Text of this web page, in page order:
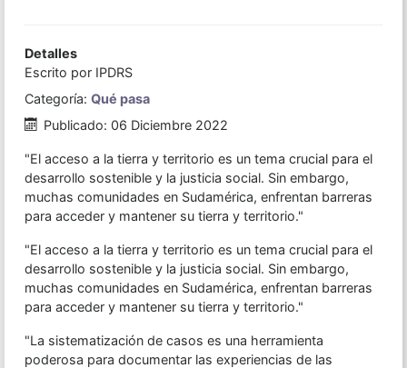
Detalles
Escrito por IPDRS
Categoría: Qué pasa
Publicado: 06 Diciembre 2022
"El acceso a la tierra y territorio es un tema crucial para el
desarrollo sostenible y la justicia social. Sin embargo,
muchas comunidades en Sudamérica, enfrentan barreras
para acceder y mantener su tierra y territorio."
"El acceso a la tierra y territorio es un tema crucial para el
desarrollo sostenible y la justicia social. Sin embargo,
muchas comunidades en Sudamérica, enfrentan barreras
para acceder y mantener su tierra y territorio."
"La sistematización de casos es una herramienta
poderosa para documentar las experiencias de las